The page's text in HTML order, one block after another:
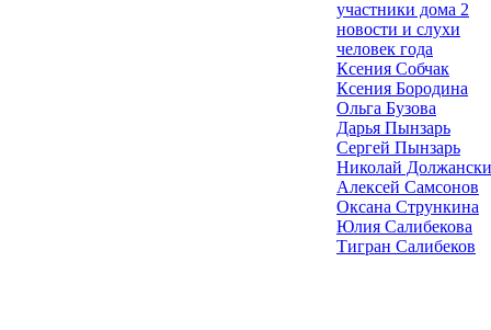
участники дома 2
новости и слухи
человек года
Ксения Собчак
Ксения Бородина
Ольга Бузова
Дарья Пынзарь
Сергей Пынзарь
Николай
Алексей Самсонов
Оксана Стрункина
Юлия Салибекова
Тигран Салибеков